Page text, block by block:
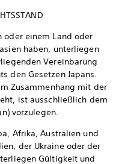
oder einem Land oder
haben, unterliegen
Vereinbarung
den Gesetzen Japans.
Zusammenhang mit der
ist ausschließlich dem
vorzulegen.
Afrika, Australien und
der Ukraine oder der
Gültigkeit und